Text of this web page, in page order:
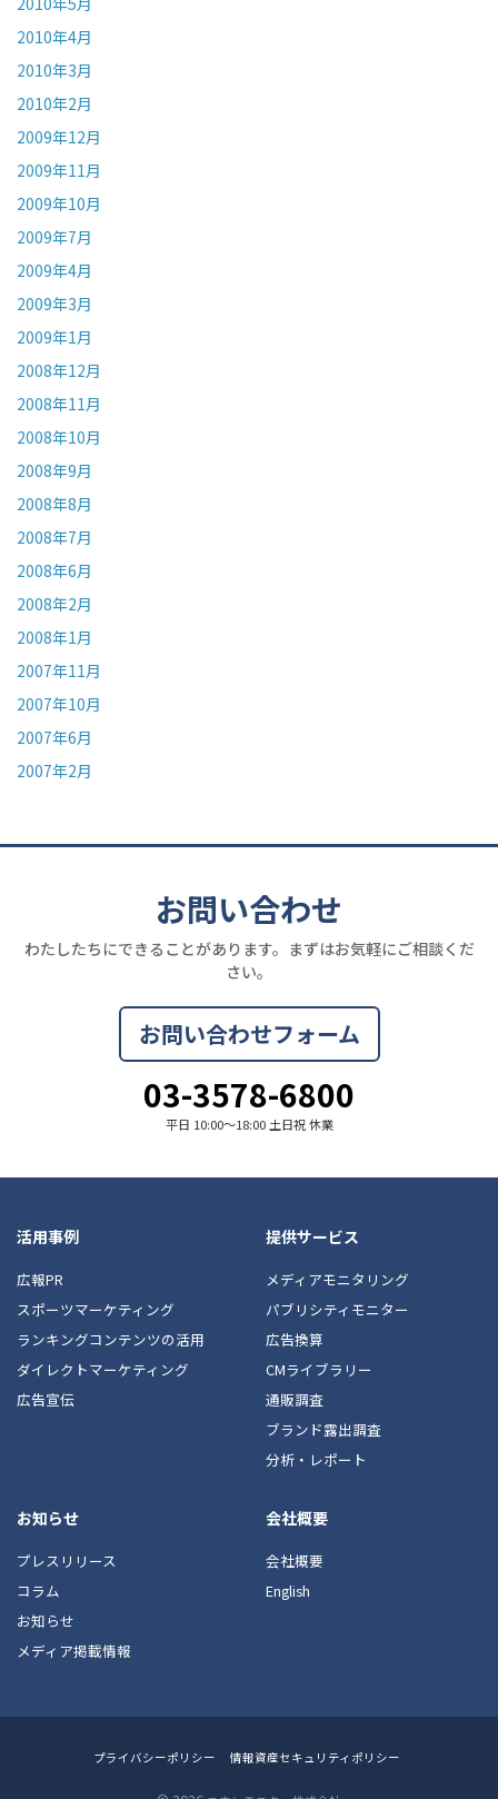
2010年4月
2010年3月
2010年2月
2009年12月
2009年11月
2009年10月
2009年7月
2009年4月
2009年3月
2009年1月
2008年12月
2008年11月
2008年10月
2008年9月
2008年8月
2008年7月
2008年6月
2008年2月
2008年1月
2007年11月
2007年10月
2007年6月
2007年2月
お問い合わせ
わたしたちにできることがあります。まずはお気軽にご相談くだ
さい。
お問い合わせフォーム
03-3578-6800
平日 10:00〜18:00 土日祝 休業
活用事例
広報PR
スポーツマーケティング
ランキングコンテンツの活用
ダイレクトマーケティング
広告宣伝
提供サービス
メディアモニタリング
パブリシティモニター
広告換算
CMライブラリー
通販調査
ブランド露出調査
分析・レポート
お知らせ
プレスリリース
コラム
お知らせ
メディア掲載情報
会社概要
会社概要
English
Footerプライバシーポリシー 情報資産セキュリティポリシー